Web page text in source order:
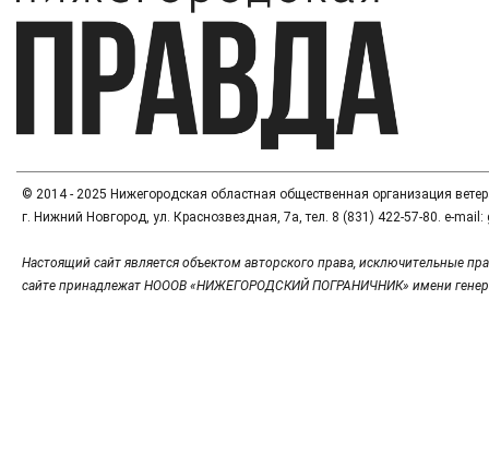
© 2014 - 2025 Нижегородская областная общественная организация
г. Нижний Новгород, ул. Краснозвездная, 7а, тел. 8 (831) 422-57-80. e-
Настоящий сайт является объектом авторского права, исключительные
сайте принадлежат НОООВ «НИЖЕГОРОДСКИЙ ПОГРАНИЧНИК» имени